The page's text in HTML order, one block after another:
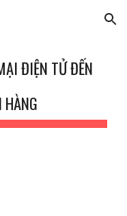
Skip to navigation
ĐIỆN TỬ ĐẾN